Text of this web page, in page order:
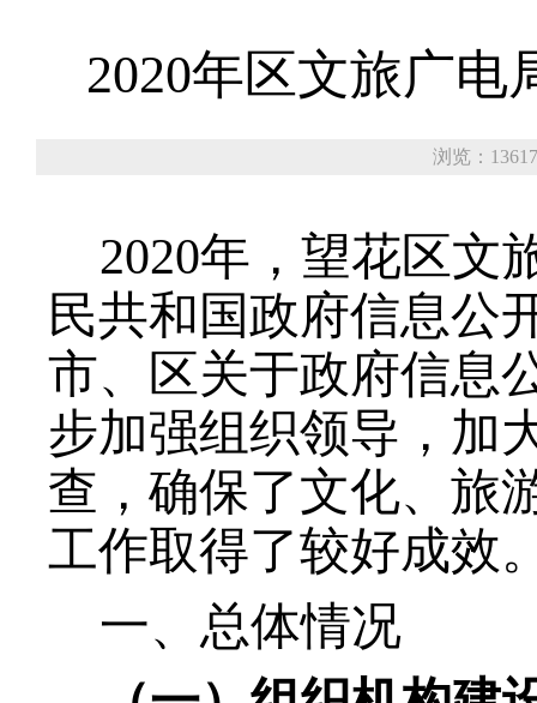
2020年区文旅广
浏览：
2020年，望花区文
民共和国政府信息公
市、区关于政府信息
步加强组织领导，加
查，确保了文化、旅
工作取得了较好成效
一、 总体情况